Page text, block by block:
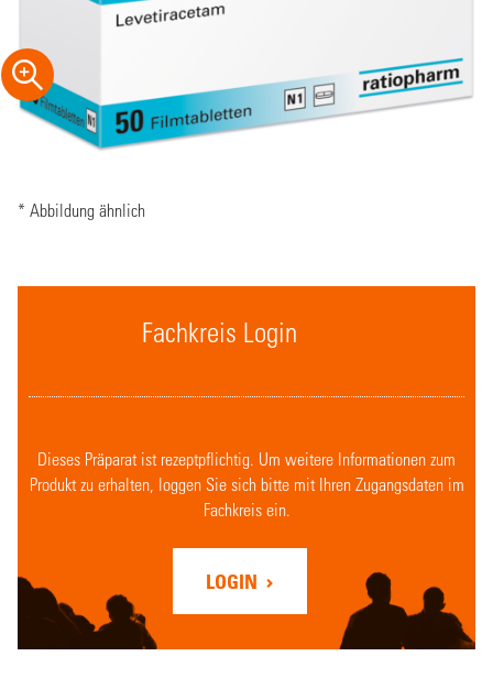
* Abbildung ähnlich
Fachkreis Login
Dieses Präparat ist rezeptpflichtig. Um weitere Informationen zum
Produkt zu erhalten, loggen Sie sich bitte mit Ihren Zugangsdaten im
Fachkreis ein.
LOGIN